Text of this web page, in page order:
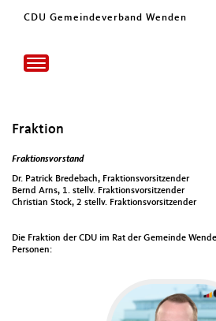
CDU Gemeindeverband Wenden
Toggle
navigation
Fraktion
Fraktionsvorstand
Dr. Patrick Bredebach, Fraktionsvorsitzender
Bernd Arns, 1. stellv. Fraktionsvorsitzender
Christian Stock, 2 stellv. Fraktionsvorsitzender
Die Fraktion der CDU im Rat der Gemeinde
Personen: